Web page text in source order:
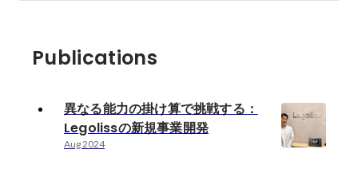
Publications
異なる能力の掛け算で挑戦する：
Legolissの新規事業開発
Aug 2024